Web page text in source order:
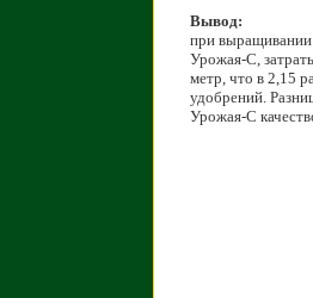
Вывод:
при выращивании
Урожая-С,
метр, что в 2,15
удобрений.
Урожая-С